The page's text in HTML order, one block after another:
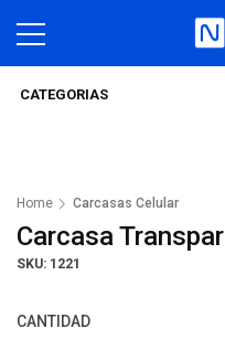
CATEGORIAS
Home Carcasas Celular
Carcasa
SKU: 1221
CANTIDAD